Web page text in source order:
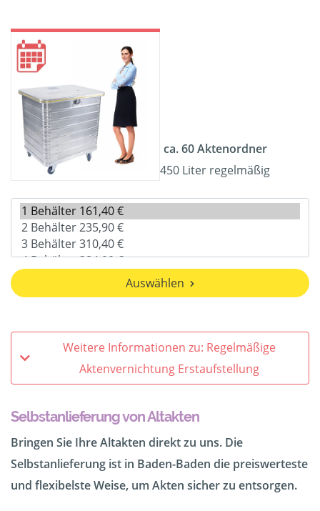
ca. 60 Aktenordner
450 Liter regelmäßig
Auswählen
Weitere Informationen zu: Regelmäßige
Aktenvernichtung Erstaufstellung
Selbstanlieferung von Altakten
Bringen Sie Ihre Altakten direkt zu uns. Die
Selbstanlieferung ist in Baden-Baden die preiswerteste
und flexibelste Weise, um Akten sicher zu entsorgen.